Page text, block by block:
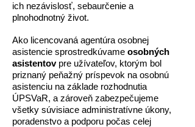
ich nezávislosť, sebaurčenie a
plnohodnotný život.
Ako licencovaná agentúra osobnej
asistencie sprostredkúvame osobných
asistentovpre užívateľov, ktorým bol
priznaný peňažný príspevok na osobnú
asistenciu na základe rozhodnutia
ÚPSVaR, a zároveň zabezpečujeme
všetky súvisiace administratívne úkony,
poradenstvo a podporu počas celej